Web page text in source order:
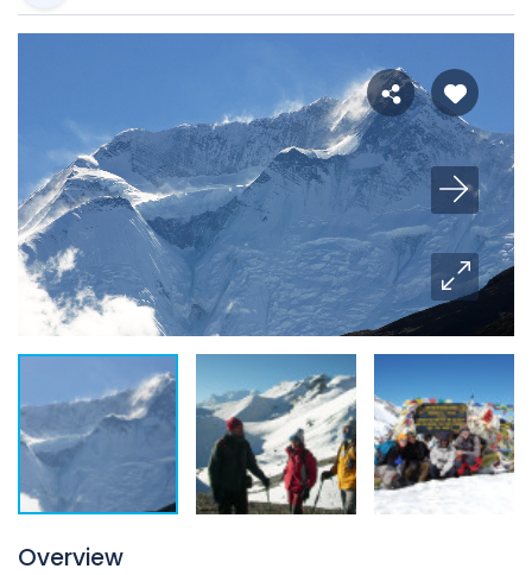
Overview